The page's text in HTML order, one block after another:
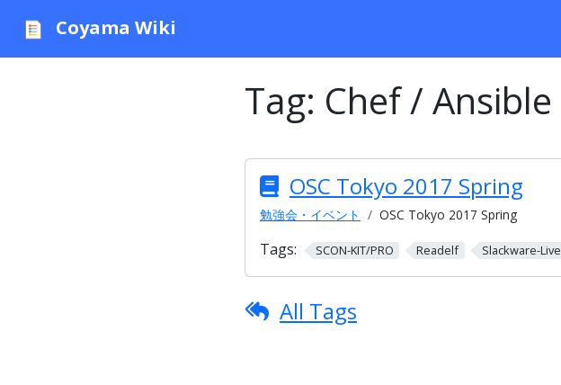
Coyama Wiki
Tag: Chef / Ansible
OSC Tokyo 2017 Spring
勉強会・イベント OSC Tokyo 2017 Spring
Tags: SCON-KIT/PRO Readelf Slackware-Live
All Tags